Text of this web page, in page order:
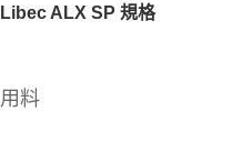
Libec ALX SP 規格
用料